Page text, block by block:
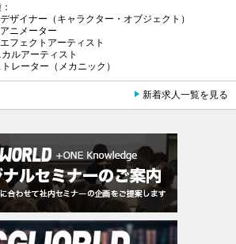
ザイナー（キャラクター・オブジェクト）
ニメーター
フェクトアーティスト
ルアーティスト
レーター（メカニック）
新着求人一覧を見る